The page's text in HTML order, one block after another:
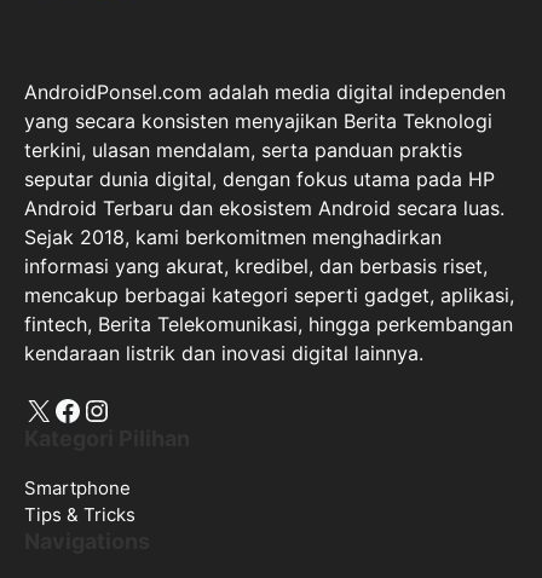
AndroidPonsel.com adalah media digital independen
yang secara konsisten menyajikan Berita Teknologi
terkini, ulasan mendalam, serta panduan praktis
seputar dunia digital, dengan fokus utama pada HP
Android Terbaru dan ekosistem Android secara luas.
Sejak 2018, kami berkomitmen menghadirkan
informasi yang akurat, kredibel, dan berbasis riset,
mencakup berbagai kategori seperti gadget, aplikasi,
fintech, Berita Telekomunikasi, hingga perkembangan
kendaraan listrik dan inovasi digital lainnya.
X Facebook
Instagram
Smartphone
Tips & Tricks